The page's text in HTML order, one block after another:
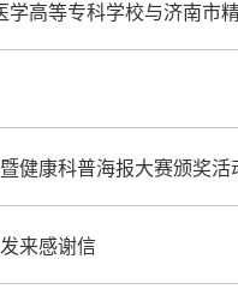
学高等专科学校与济南市
健康科普海报大赛颁奖活
来感谢信